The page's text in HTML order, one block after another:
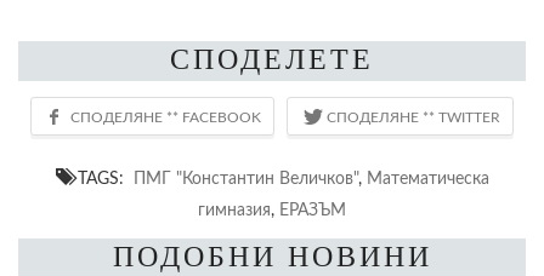
СПОДЕЛЕТЕ
TAGS: ПМГ "Константин Величков", Математическа
гимназия, ЕРАЗЪМ
ПОДОБНИ НОВИНИ